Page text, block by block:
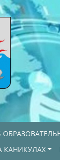
КАНИКУЛАХ